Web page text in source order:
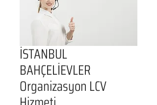
İSTANBUL
BAHÇELİEVLER
Organizasyon LCV